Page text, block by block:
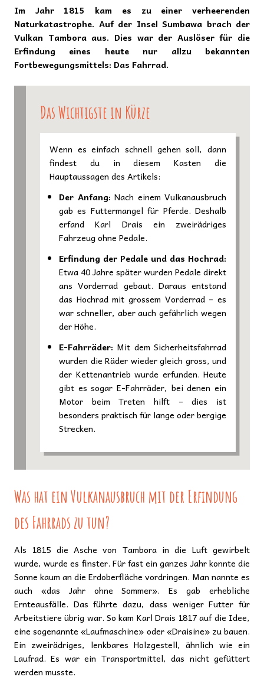
Im Jahr 1815 kam es zu einer verheerenden
Naturkatastrophe. Auf der Insel Sumbawa brach der
Vulkan Tambora aus. Dies war der Auslöser für die
Erfindung eines heute nur allzu bekannten
Fortbewegungsmittels: Das Fahrrad.
Das Wichtigste in Kürze
Wenn es einfach schnell gehen soll, dann
findest du in diesem Kasten die
Hauptaussagen des Artikels:
Der Anfang: Nach einem Vulkanausbruch
gab es Futtermangel für Pferde. Deshalb
erfand Karl Drais ein zweirädriges
Fahrzeug ohne Pedale.
Erfindung der Pedale und das Hochrad:
Etwa 40 Jahre später wurden Pedale direkt
ans Vorderrad gebaut. Daraus entstand
das Hochrad mit grossem Vorderrad – es
war schneller, aber auch gefährlich wegen
der Höhe.
E-Fahrräder: Mit dem Sicherheitsfahrrad
wurden die Räder wieder gleich gross, und
der Kettenantrieb wurde erfunden. Heute
gibt es sogar E-Fahrräder, bei denen ein
Motor beim Treten hilft – dies ist
besonders praktisch für lange oder bergige
Strecken.
Was hat ein Vulkanausbruch mit der Erfindung
des Fahrrads zu tun?
Als 1815 die Asche von Tambora in die Luft gewirbelt
wurde, wurde es finster. Für fast ein ganzes Jahr konnte die
Sonne kaum an die Erdoberfläche vordringen. Man nannte es
auch «das Jahr ohne Sommer». Es gab erhebliche
Ernteausfälle. Das führte dazu, dass weniger Futter für
Arbeitstiere übrig war. So kam Karl Drais 1817 auf die Idee,
eine sogenannte «Laufmaschine» oder «Draisine» zu bauen.
Ein zweirädriges, lenkbares Holzgestell, ähnlich wie ein
Laufrad. Es war ein Transportmittel, das nicht gefüttert
werden musste.